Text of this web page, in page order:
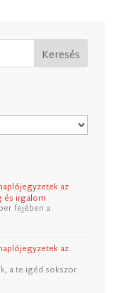
az
és irgalom
fejében a
az
a te igéd sokszor